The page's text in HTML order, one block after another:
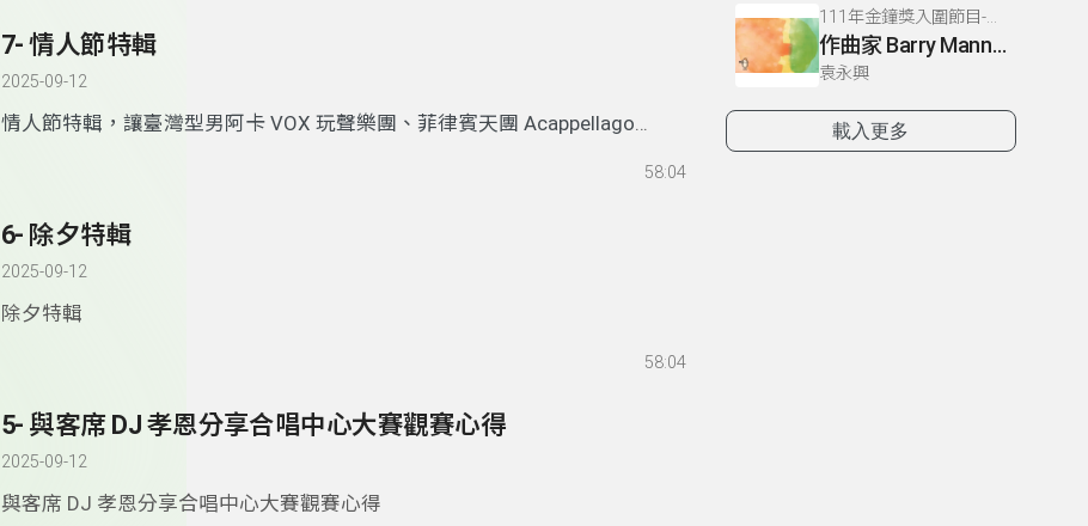
7- 情人節特輯
2025-09-12
情人節特輯，讓臺灣型男阿卡 VOX 玩聲樂團、菲律賓天團 Acappellago、
58:04
6- 除夕特輯
2025-09-12
除夕特輯
58:04
5- 與客席 DJ 孝恩分享合唱中心大賽觀賽心得
2025-09-12
與客席 DJ 孝恩分享合唱中心大賽觀賽心得
111年金鐘獎入圍節目-拍律遊樂園(流行音樂節目&主持人獎)
作曲家 Barry Mann 的生平與作品介紹
袁永興
載入更多